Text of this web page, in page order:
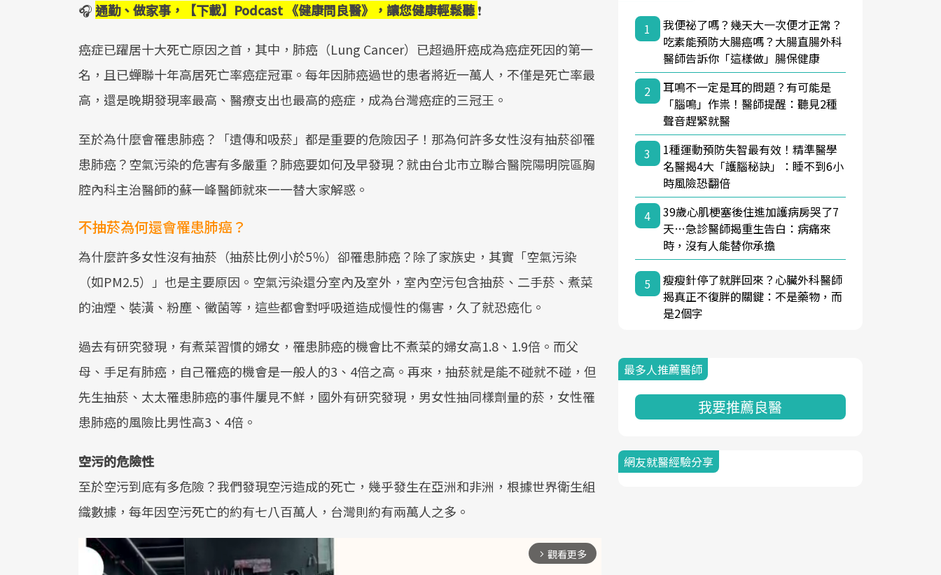
🎧通勤、做家事，【下載】Podcast 《健康問良醫》，讓您健康輕鬆聽❗
癌症已躍居十大死亡原因之首，其中，肺癌（Lung Cancer）已超過肝癌成為癌症死因的第一
名，且已蟬聯十年高居死亡率癌症冠軍。每年因肺癌過世的患者將近一萬人，不僅是死亡率最
高，還是晚期發現率最高、醫療支出也最高的癌症，成為台灣癌症的三冠王。
至於為什麼會罹患肺癌？「遺傳和吸菸」都是重要的危險因子！那為何許多女性沒有抽菸卻罹
患肺癌？空氣污染的危害有多嚴重？肺癌要如何及早發現？就由台北市立聯合醫院陽明院區胸
腔內科主治醫師的蘇一峰醫師就來一一替大家解惑。
不抽菸為何還會罹患肺癌？
為什麼許多女性沒有抽菸（抽菸比例小於5％）卻罹患肺癌？除了家族史，其實「空氣污染
（如PM2.5）」也是主要原因。空氣污染還分室內及室外，室內空污包含抽菸、二手菸、煮菜
的油煙、裝潢、粉塵、黴菌等，這些都會對呼吸道造成慢性的傷害，久了就恐癌化。
過去有研究發現，有煮菜習慣的婦女，罹患肺癌的機會比不煮菜的婦女高1.8、1.9倍。而父
母、手足有肺癌，自己罹癌的機會是一般人的3、4倍之高。再來，抽菸就是能不碰就不碰，但
先生抽菸、太太罹患肺癌的事件屢見不鮮，國外有研究發現，男女性抽同樣劑量的菸，女性罹
患肺癌的風險比男性高3、4倍。
空污的危險性
至於空污到底有多危險？我們發現空污造成的死亡，幾乎發生在亞洲和非洲，根據世界衛生組
織數據，每年因空污死亡的約有七八百萬人，台灣則約有兩萬人之多。
arrow_forward_ios 觀看更多
1
我便祕了嗎？幾天大一次便才正常？
吃素能預防大腸癌嗎？大腸直腸外科
醫師告訴你「這樣做」腸保健康
2
耳鳴不一定是耳的問題？有可能是
「腦鳴」作祟！醫師提醒：聽見2種
聲音趕緊就醫
3
1種運動預防失智最有效！精準醫學
名醫揭4大「護腦秘訣」：睡不到6小
時風險恐翻倍
4
39歲心肌梗塞後住進加護病房哭了7
天…急診醫師揭重生告白：病痛來
時，沒有人能替你承擔
5
瘦瘦針停了就胖回來？心臟外科醫師
揭真正不復胖的關鍵：不是藥物，而
是2個字
最多人推薦醫師
我要推薦良醫
網友就醫經驗分享